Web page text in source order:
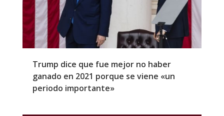
Trump dice que fue mejor no haber
ganado en 2021 porque se viene «un
periodo importante»